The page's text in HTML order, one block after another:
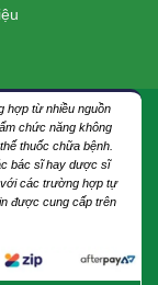
hợp từ nhiều nguồn
chức năng không
thuốc chữa bệnh.
bác sĩ hay dược sĩ
các trường hợp tự
được cung cấp trên